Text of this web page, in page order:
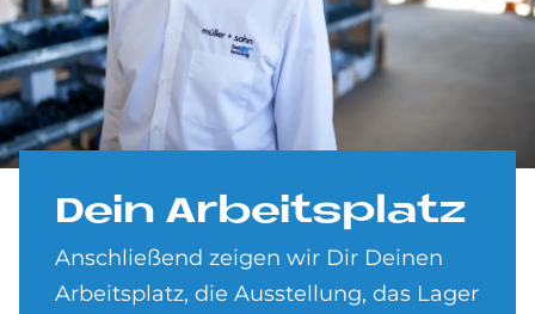
Dein Ar­beits­pla­tz
Anschließend zeigen wir Dir Deinen
Arbeitsplatz, die Ausstellung, das Lager